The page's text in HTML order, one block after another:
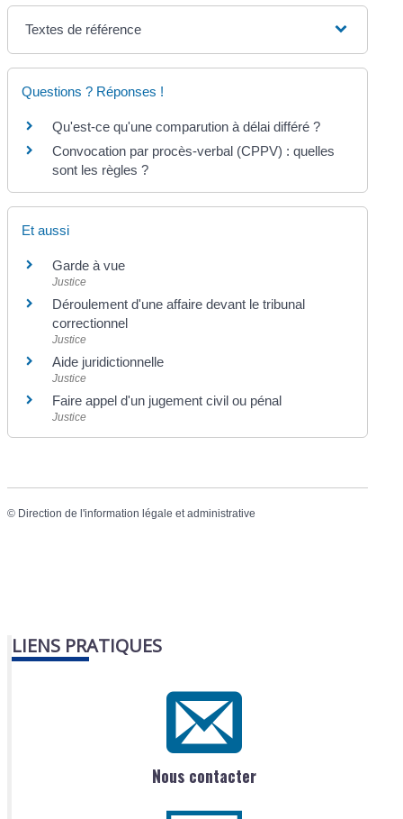
Textes de référence
Questions ? Réponses !
Qu'est-ce qu'une comparution à délai différé ?
Convocation par procès-verbal (CPPV) : quelles
sont les règles ?
Et aussi
Garde à vue
Justice
Déroulement d'une affaire devant le tribunal
correctionnel
Justice
Aide juridictionnelle
Justice
Faire appel d'un jugement civil ou pénal
Justice
© Direction de l'information légale et administrative
LIENS PRATIQUES
Nous contacter